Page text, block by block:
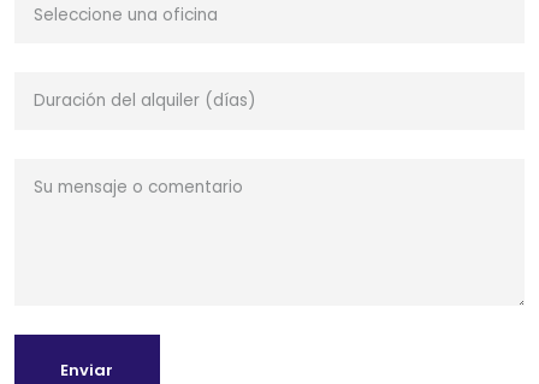
Enviar